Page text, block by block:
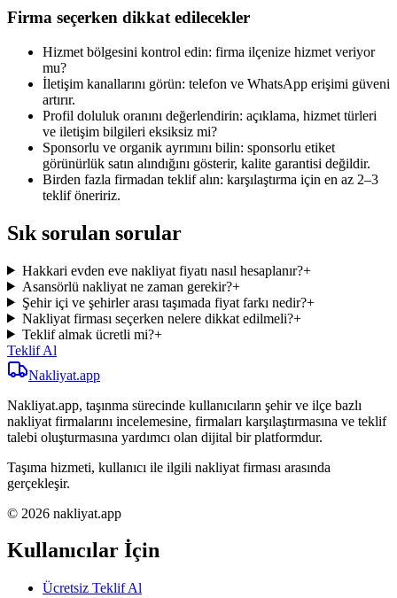
Firma seçerken dikkat edilecekler
Hizmet bölgesini kontrol edin: firma ilçenize hizmet veriyor
mu?
İletişim kanallarını görün: telefon ve WhatsApp erişimi güveni
artırır.
Profil doluluk oranını değerlendirin: açıklama, hizmet türleri
ve iletişim bilgileri eksiksiz mi?
Sponsorlu ve organik ayrımını bilin: sponsorlu etiket
görünürlük satın alındığını gösterir, kalite garantisi değildir.
Birden fazla firmadan teklif alın: karşılaştırma için en az 2–3
teklif öneririz.
Sık sorulan sorular
Hakkari evden eve nakliyat fiyatı nasıl hesaplanır?+
Asansörlü nakliyat ne zaman gerekir?+
Şehir içi ve şehirler arası taşımada fiyat farkı nedir?+
Nakliyat firması seçerken nelere dikkat edilmeli?+
Teklif almak ücretli mi?+
Teklif Al
Nakliyat.app
Nakliyat.app, taşınma sürecinde kullanıcıların şehir ve ilçe bazlı
nakliyat firmalarını incelemesine, firmaları karşılaştırmasına ve teklif
talebi oluşturmasına yardımcı olan dijital bir platformdur.
Taşıma hizmeti, kullanıcı ile ilgili nakliyat firması arasında
gerçekleşir.
© 2026 nakliyat.app
Kullanıcılar İçin
Ücretsiz Teklif Al